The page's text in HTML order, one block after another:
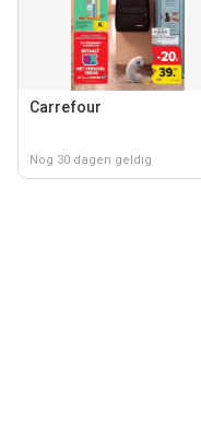
Carrefour
Nog 30 dagen geldig